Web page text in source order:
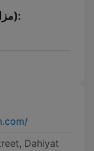
Frecvențe Mazaj FM (مزاج إف إم):
Dahiyat